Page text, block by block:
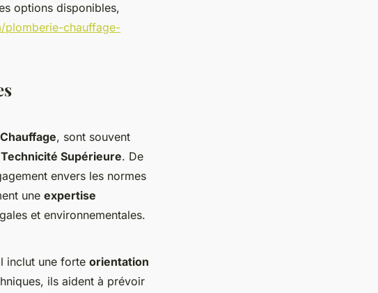
options disponibles,
plomberie-chauffage-
, sont souvent
Supérieure. De
envers les normes
une expertise
et environnementales.
inclut une forte orientation
ils aident à prévoir